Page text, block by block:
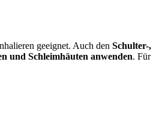
geeignet. Auch den Schulter-,
und Schleimhäuten anwenden. Für